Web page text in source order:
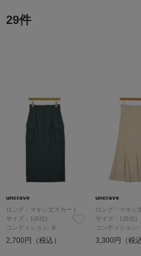
29件
uncrave
ロング・マキシ丈スカート
サイズ：1(S位)
コンディション: B
2,700円（税込）
uncrave
ロング・マキシ
サイズ：1(S位)
コンディション:
3,300円（税込